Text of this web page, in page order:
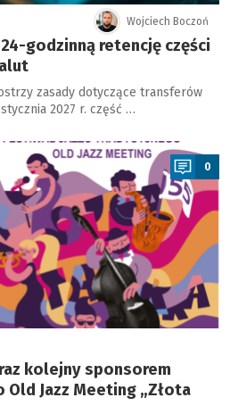
Wojciech Boczoń
godzinną retencję części
zasady dotyczące transferów
2027 r. część …
0
kolejny sponsorem
Jazz Meeting „Złota